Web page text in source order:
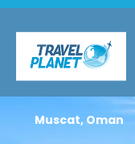
Muscat, Oman